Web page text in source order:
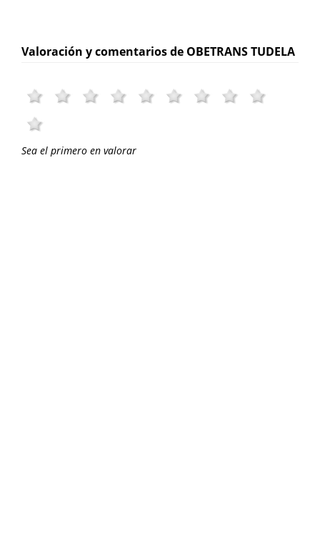
Valoración y comentarios de OBETRANS TUDELA
Sea el primero en valorar